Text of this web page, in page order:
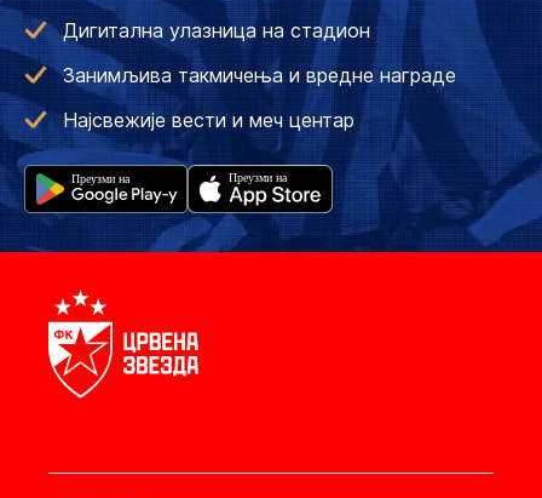
Дигитална улазница на стадион
Занимљива такмичења и вредне награде
Најсвежије вести и меч центар